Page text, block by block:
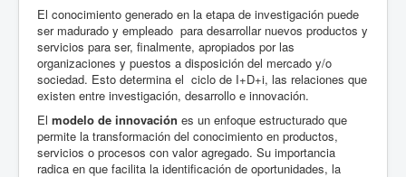
El conocimiento generado en la etapa de investigación puede
ser madurado y empleado para desarrollar nuevos productos y
servicios para ser, finalmente, apropiados por las
organizaciones y puestos a disposición del mercado y/o
sociedad. Esto determina el ciclo de I+D+i, las relaciones que
existen entre investigación, desarrollo e innovación.
El modelo de innovación es un enfoque estructurado que
permite la transformación del conocimiento en productos,
servicios o procesos con valor agregado. Su importancia
radica en que facilita la identificación de oportunidades, la